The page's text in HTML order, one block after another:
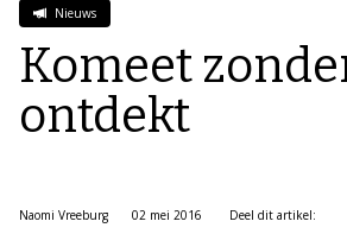
Nieuws
Komeet
ontdekt
Naomi Vreeburg
02 mei 2016
Deel dit artikel: